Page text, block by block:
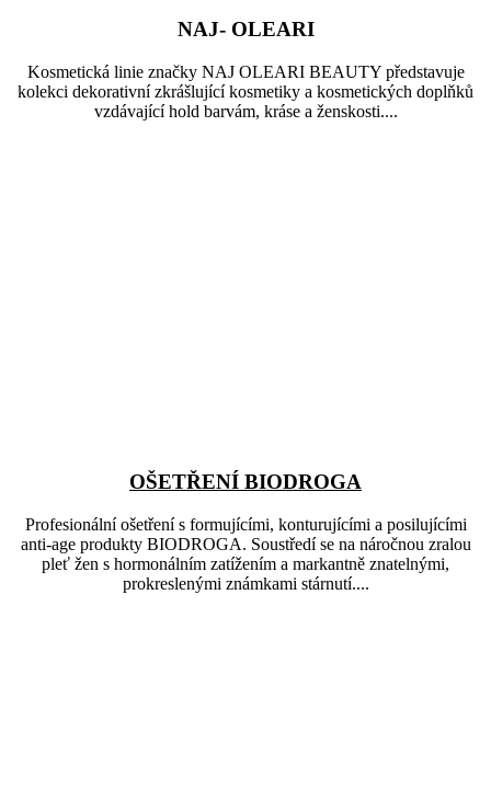
NAJ- OLEARI
Kosmetická linie značky NAJ OLEARI BEAUTY představuje
kolekci dekorativní zkrášlující kosmetiky a kosmetických doplňků
vzdávající hold barvám, kráse a ženskosti....
OŠETŘENÍ BIODROGA
Profesionální ošetření s formujícími, konturujícími a posilujícími
anti-age produkty BIODROGA. Soustředí se na náročnou zralou
pleť žen s hormonálním zatížením a markantně znatelnými,
prokreslenými známkami stárnutí....